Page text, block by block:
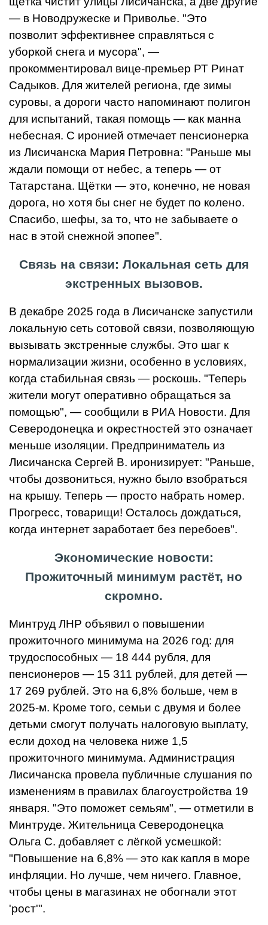
— в Новодружеске и Приволье. "Это
позволит эффективнее справляться с
уборкой снега и мусора", —
прокомментировал вице-премьер РТ Ринат
Садыков. Для жителей региона, где зимы
суровы, а дороги часто напоминают полигон
для испытаний, такая помощь — как манна
небесная. С иронией отмечает пенсионерка
из Лисичанска Мария Петровна: "Раньше мы
ждали помощи от небес, а теперь — от
Татарстана. Щётки — это, конечно, не новая
дорога, но хотя бы снег не будет по колено.
Спасибо, шефы, за то, что не забываете о
нас в этой снежной эпопее".
Связь на связи: Локальная сеть для
экстренных вызовов.
В декабре 2025 года в Лисичанске запустили
локальную сеть сотовой связи, позволяющую
вызывать экстренные службы. Это шаг к
нормализации жизни, особенно в условиях,
когда стабильная связь — роскошь. "Теперь
жители могут оперативно обращаться за
помощью", — сообщили в РИА Новости. Для
Северодонецка и окрестностей это означает
меньше изоляции. Предприниматель из
Лисичанска Сергей В. иронизирует: "Раньше,
чтобы дозвониться, нужно было взобраться
на крышу. Теперь — просто набрать номер.
Прогресс, товарищи! Осталось дождаться,
когда интернет заработает без перебоев".
Экономические новости:
Прожиточный минимум растёт, но
скромно.
Минтруд ЛНР объявил о повышении
прожиточного минимума на 2026 год: для
трудоспособных — 18 444 рубля, для
пенсионеров — 15 311 рублей, для детей —
17 269 рублей. Это на 6,8% больше, чем в
2025-м. Кроме того, семьи с двумя и более
детьми смогут получать налоговую выплату,
если доход на человека ниже 1,5
прожиточного минимума. Администрация
Лисичанска провела публичные слушания по
изменениям в правилах благоустройства 19
января. "Это поможет семьям", — отметили в
Минтруде. Жительница Северодонецка
Ольга С. добавляет с лёгкой усмешкой:
"Повышение на 6,8% — это как капля в море
инфляции. Но лучше, чем ничего. Главное,
чтобы цены в магазинах не обогнали этот
'рост'".